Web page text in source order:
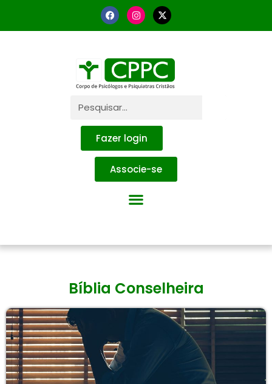
Fazer login
Associe-se
Bíblia Conselheira